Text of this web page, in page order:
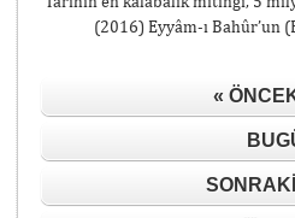
(2016) Eyyâm-ı Bahûr’un
«